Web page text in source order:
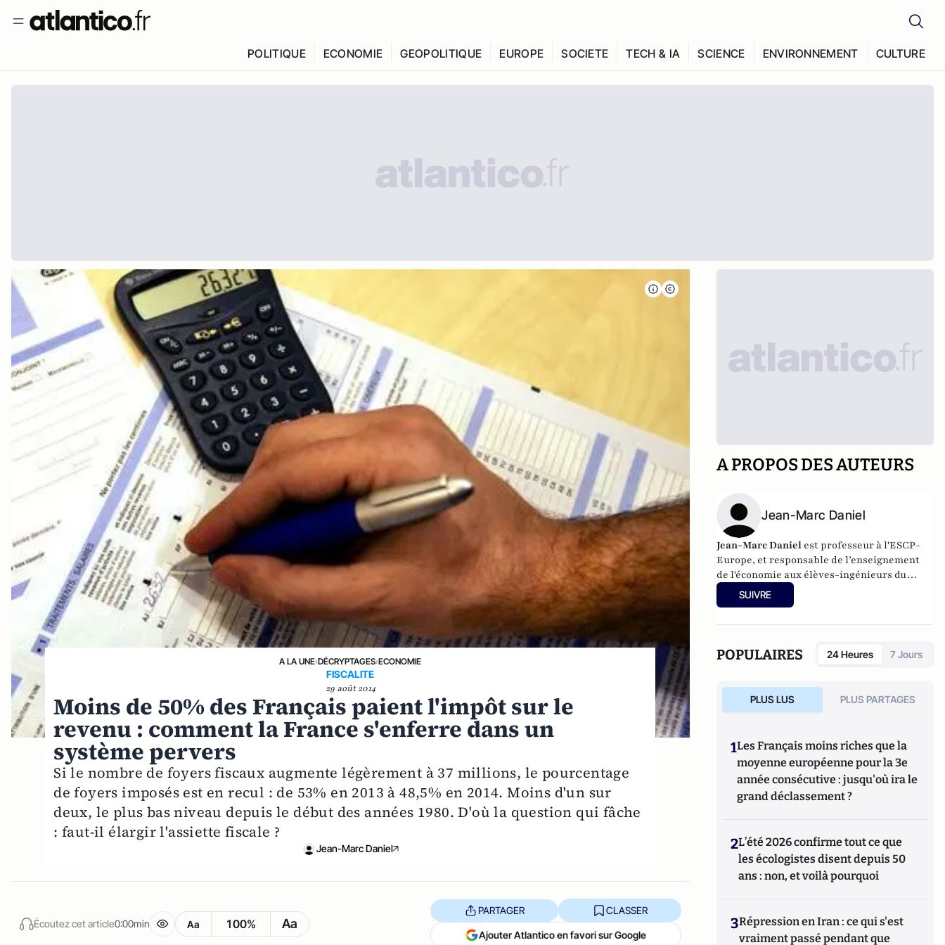
POLITIQUE ECONOMIE GEOPOLITIQUE EUROPE SOCIETE TECH & IA SCIENCE ENVIRONNEMENT CULTURE
A LA UNE›DÉCRYPTAGES›ECONOMIE
FISCALITE
29 août 2014
Moins de 50% des Français paient l'impôt sur le
revenu : comment la France s'enferre dans un
système pervers
Si le nombre de foyers fiscaux augmente légèrement à 37 millions, le pourcentage
de foyers imposés est en recul : de 53% en 2013 à 48,5% en 2014. Moins d'un sur
deux, le plus bas niveau depuis le début des années 1980. D'où la question qui fâche
: faut-il élargir l'assiette fiscale ?
Jean-Marc Daniel
Écoutez cet article0:00min Aa 100% Aa
PARTAGER CLASSER
Ajouter Atlantico en favori sur Google
A PROPOS DES AUTEURS
Jean-Marc Daniel
Jean-Marc Daniel est professeur à l'ESCP-
Europe, et responsable de l’enseignement
de l'économie aux élèves-ingénieurs du
Corps des mines. Il est également directeur
de la revueSociétal
SUIVRE
POPULAIRES 24 Heures 7 Jours
PLUS LUS PLUS PARTAGES
1Les Français moins riches que la
moyenne européenne pour la 3e
année consécutive : jusqu'où ira le
grand déclassement ?
2L’été 2026 confirme tout ce que
les écologistes disent depuis 50
ans : non, et voilà pourquoi
3Répression en Iran : ce qui s'est
vraiment passé pendant que